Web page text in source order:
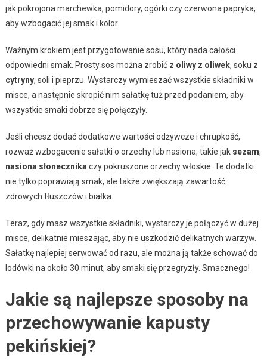
jak pokrojona marchewka, pomidory, ogórki czy czerwona papryka,
aby wzbogacić jej smak i kolor.
Ważnym krokiem jest przygotowanie sosu, który nada całości
odpowiedni smak. Prosty sos można zrobić z oliwy z oliwek, soku z
cytryny, soli i pieprzu. Wystarczy wymieszać wszystkie składniki w
misce, a następnie skropić nim sałatkę tuż przed podaniem, aby
wszystkie smaki dobrze się połączyły.
Jeśli chcesz dodać dodatkowe wartości odżywcze i chrupkość,
rozważ wzbogacenie sałatki o orzechy lub nasiona, takie jak sezam,
nasiona słonecznika czy pokruszone orzechy włoskie. Te dodatki
nie tylko poprawiają smak, ale także zwiększają zawartość
zdrowych tłuszczów i białka.
Teraz, gdy masz wszystkie składniki, wystarczy je połączyć w dużej
misce, delikatnie mieszając, aby nie uszkodzić delikatnych warzyw.
Sałatkę najlepiej serwować od razu, ale można ją także schować do
lodówki na około 30 minut, aby smaki się przegryzły. Smacznego!
Jakie są najlepsze sposoby na
przechowywanie kapusty
pekińskiej?